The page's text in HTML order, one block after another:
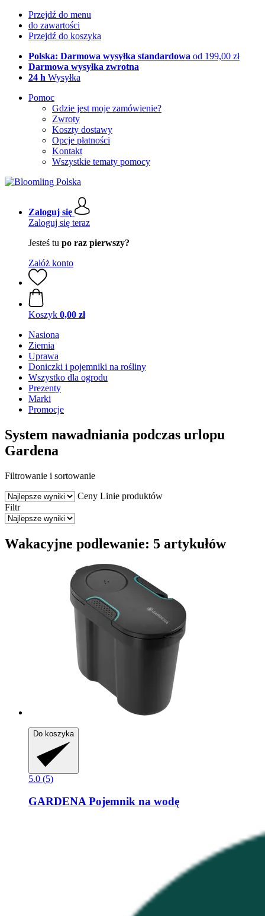
Przejdź do menu
do zawartości
Przejdź do koszyka
Polska: Darmowa wysyłka standardowa od 199,00 zł
Darmowa wysyłka zwrotna
24 h Wysyłka
Pomoc
Gdzie jest moje zamówienie?
Zwroty
Koszty dostawy
Opcje płatności
Kontakt
Wszystkie tematy pomocy
Zaloguj się
Zaloguj się teraz
Jesteś tu po raz pierwszy?
Załóż konto
Koszyk 0,00 zł
Nasiona
Ziemia
Uprawa
Doniczki i pojemniki na rośliny
Wszystko dla ogrodu
Prezenty
Marki
Promocje
System nawadniania podczas urlopu
Gardena
Filtrowanie i sortowanie
Ceny Linie produktów
Filtr
Wakacyjne podlewanie: 5 artykułów
Do koszyka
5.0 (5)
GARDENAPojemnik na wodę